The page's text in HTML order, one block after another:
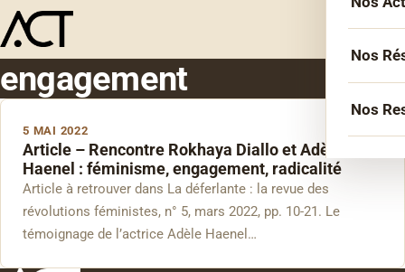
Nos
Nos
La
engagement
5 MAI 2022
Article – Rencontre Rokhaya Diallo et Adèle
Haenel : féminisme, engagement, radicalité
Article à retrouver dans La déferlante : la revue des
révolutions féministes, n° 5, mars 2022, pp. 10-21. Le
témoignage de l’actrice Adèle Haenel…